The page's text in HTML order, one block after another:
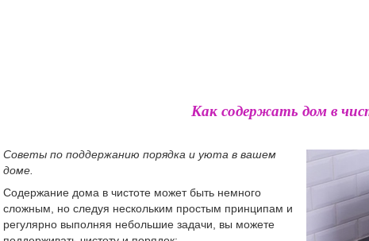
Как содержать дом в
Советы по поддержанию порядка и уюта в вашем
доме.
Содержание дома в чистоте может быть немного
сложным, но следуя нескольким простым принципам и
регулярно выполняя небольшие задачи, вы можете